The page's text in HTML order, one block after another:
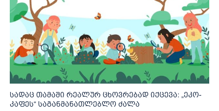
სადაც თამაში რეალურ ცხოვრებად იქცევა: „ეკო-
კაფეს“ საგანმანათლებლო ძალა